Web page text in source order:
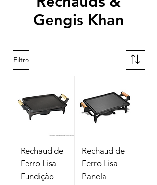
Gengis Khan
Filtro
Rechaud de
Ferro Lisa
Fundição
Rechaud de
Ferro Lisa
Panela